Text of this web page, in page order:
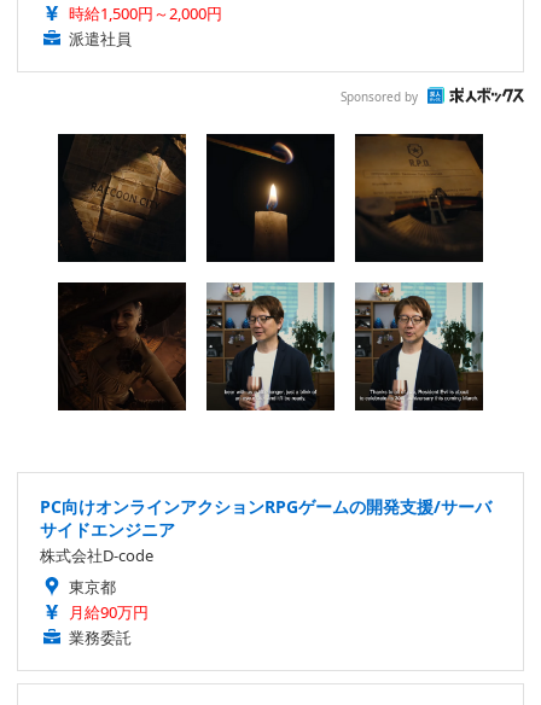
時給1,500円～2,000円
派遣社員
Sponsored by
PC向けオンラインアクションRPGゲームの開発支援/サーバ
サイドエンジニア
株式会社D-code
東京都
月給90万円
業務委託